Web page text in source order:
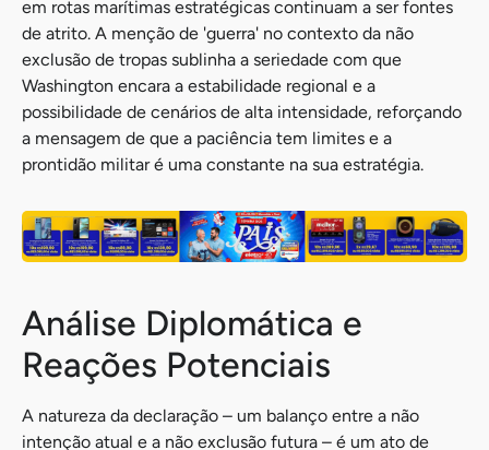
em rotas marítimas estratégicas continuam a ser fontes
de atrito. A menção de 'guerra' no contexto da não
exclusão de tropas sublinha a seriedade com que
Washington encara a estabilidade regional e a
possibilidade de cenários de alta intensidade, reforçando
a mensagem de que a paciência tem limites e a
prontidão militar é uma constante na sua estratégia.
Análise Diplomática e
Reações Potenciais
A natureza da declaração – um balanço entre a não
intenção atual e a não exclusão futura – é um ato de